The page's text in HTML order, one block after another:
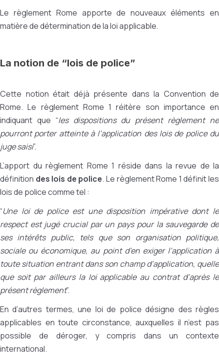
Le règlement Rome apporte de nouveaux éléments en
matière de détermination de la loi applicable.
La notion de “lois de police”
Cette notion était déjà présente dans la Convention de
Rome. Le règlement Rome 1 réitère son importance en
indiquant que “les dispositions du présent règlement ne
pourront porter atteinte à l’application des lois de police du
juge saisi”.
L’apport du règlement Rome 1 réside dans la revue de la
définition des lois de police. Le règlement Rome 1 définit les
lois de police comme tel :
“Une loi de police est une disposition impérative dont le
respect est jugé crucial par un pays pour la sauvegarde de
ses intérêts public, tels que son organisation politique,
sociale ou économique, au point d’en exiger l’application à
toute situation entrant dans son champ d’application, quelle
que soit par ailleurs la loi applicable au contrat d’après le
présent règlement”.
En d’autres termes, une loi de police désigne des règles
applicables en toute circonstance, auxquelles il n’est pas
possible de déroger, y compris dans un contexte
international.